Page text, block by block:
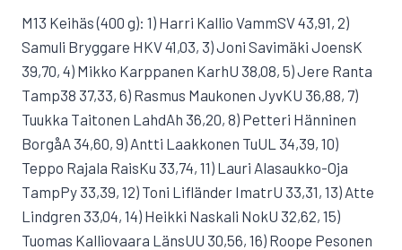
M13 Keihäs (400 g): 1) Harri Kallio VammSV 43,91, 2)
Samuli Bryggare HKV 41,03, 3) Joni Savimäki JoensK
39,70, 4) Mikko Karppanen KarhU 38,08, 5) Jere Ranta
Tamp38 37,33, 6) Rasmus Maukonen JyvKU 36,88, 7)
Tuukka Taitonen LahdAh 36,20, 8) Petteri Hänninen
BorgåA 34,60, 9) Antti Laakkonen TuUL 34,39, 10)
Teppo Rajala RaisKu 33,74, 11) Lauri Alasaukko-Oja
TampPy 33,39, 12) Toni Lifländer ImatrU 33,31, 13) Atte
Lindgren 33,04, 14) Heikki Naskali NokU 32,62, 15)
Tuomas Kalliovaara LänsUU 30,56, 16) Roope Pesonen